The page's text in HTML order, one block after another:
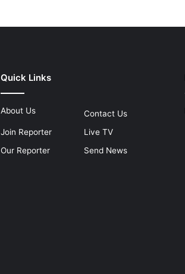
Quick Links
About Us
Contact Us
Join Reporter
Live TV
Our Reporter
Send News